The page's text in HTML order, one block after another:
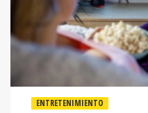
ENTRETENIMIENTO